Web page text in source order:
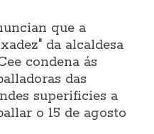
que a
da alcaldesa
condena ás
das
superificies a
o 15 de agosto